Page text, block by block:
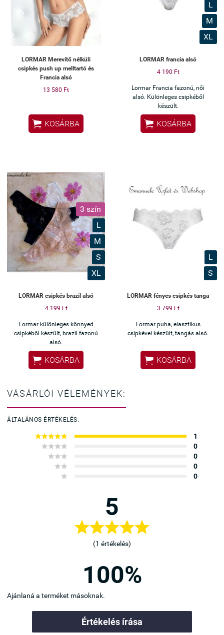
LORMAR Merevítő nélküli
csipkés push up melltartó és
Francia alsó
13 580 Ft
 KOSÁRBA
L
M
XL
LORMAR francia alsó
4 190 Ft
Lormar Francia fazonú, női
alsó. Különleges csipkéből
készült.
 KOSÁRBA
3 szín
L
M
S
XL
LORMAR csipkés brazil alsó
4 199 Ft
Lormar különleges könnyed
csipkéből készült, brazil fazonú
alsó.
 KOSÁRBA
L
S
LORMAR fényes csipkés tanga
3 799 Ft
Lormar puha, elasztikus
csipkével készült, tangás alsó.
 KOSÁRBA
VÁSÁRLÓI VÉLEMÉNYEK:
ÁLTALÁNOS ÉRTÉKELÉS:

1

0

0

0

0
5

(1 értékelés)
100%
Ajánlaná a terméket másoknak.
Értékelés írása